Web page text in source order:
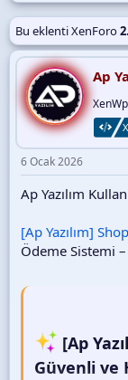
l
a
t
a
n
t
a
r
i
Bu eklenti XenForo
Ap
6 Ocak 2026
Ap Yazılım
[Ap Yazılım]
Ödeme Sistemi
[Ap
Güvenli ve